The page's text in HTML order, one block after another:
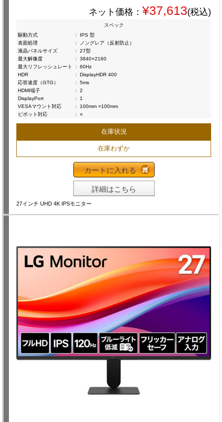
ネット価格： ¥37,613(税込)
スペック
駆動方式
:
IPS 型
表面処理
:
ノングレア（反射防止）
液晶パネルサイズ
:
27型
最大解像度
:
3840×2160
最大リフレッシュレート
:
60Hz
HDR
:
DisplayHDR 400
応答速度（GTG）
:
5ms
HDMI端子
:
2
DisplayPort
:
1
VESAマウント対応
:
100mm ×100mm
ピボット対応
: ○
在庫状況
在庫わずか
カートに入れる
詳細はこちら
27インチ UHD 4K IPSモニター